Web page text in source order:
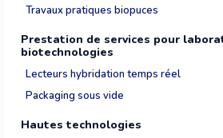
Travaux pratiques biopuces
Prestation de services pour
biotechnologies
Lecteurs hybridation temps réel
Packaging sous vide
Hautes technologies